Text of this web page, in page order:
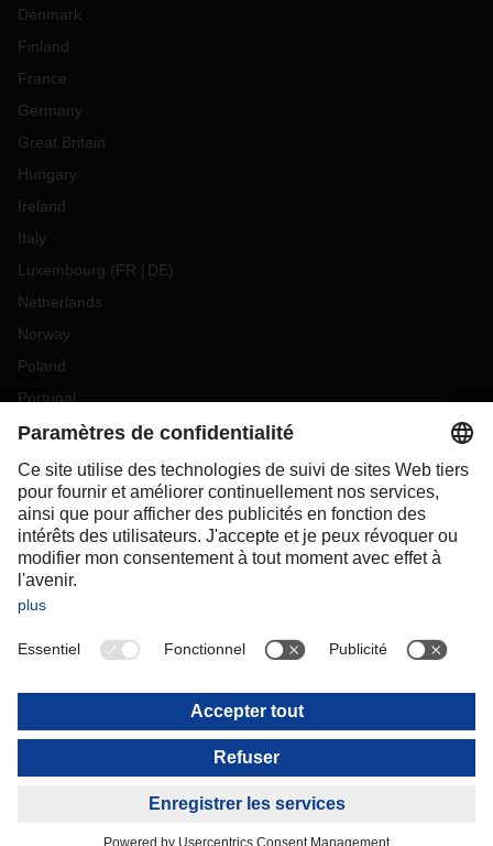
Denmark
Finland
France
Germany
Great Britain
Hungary
Ireland
Italy
Luxembourg (FR DE)
Netherlands
Norway
Poland
Portugal
Romania
Slovakia
Spain
Sweden
Switzerland(DE FR)
Turkey
OCEANIA